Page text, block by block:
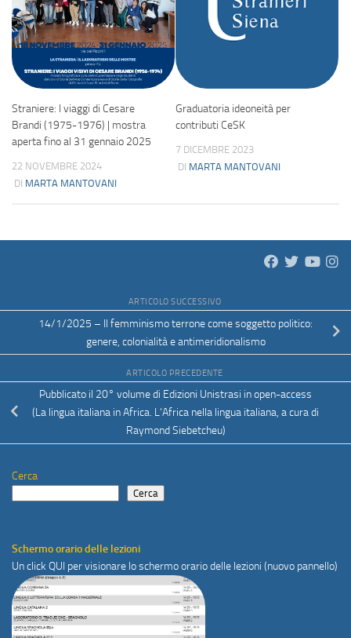
Straniere: I viaggi di Cesare
Brandi (1975-1976) | mostra
aperta fino al 31 gennaio 2025
22 NOVEMBRE 2024
DI MARTA MANTOVANI
Graduatoria ideoneità per
contributi CeSK
7 DICEMBRE 2023
DI MARTA MANTOVANI
ARTICOLO SUCCESSIVO
14/1/2025 – Il femminismo terrone come soggetto politico:
genere, colonialità e antimeridionalismo
ARTICOLO PRECEDENTE
Pubblicato il 20° volume di Edizioni Unistrasi in open-access
(La lingua italiana in Africa. L’Africa nella lingua italiana, a cura di
Raymond Siebetcheu)
Cerca
Cerca
Schermo orario delle lezioni
Un click QUI per visionare lo schermo orario delle lezioni (nuovo pannello)